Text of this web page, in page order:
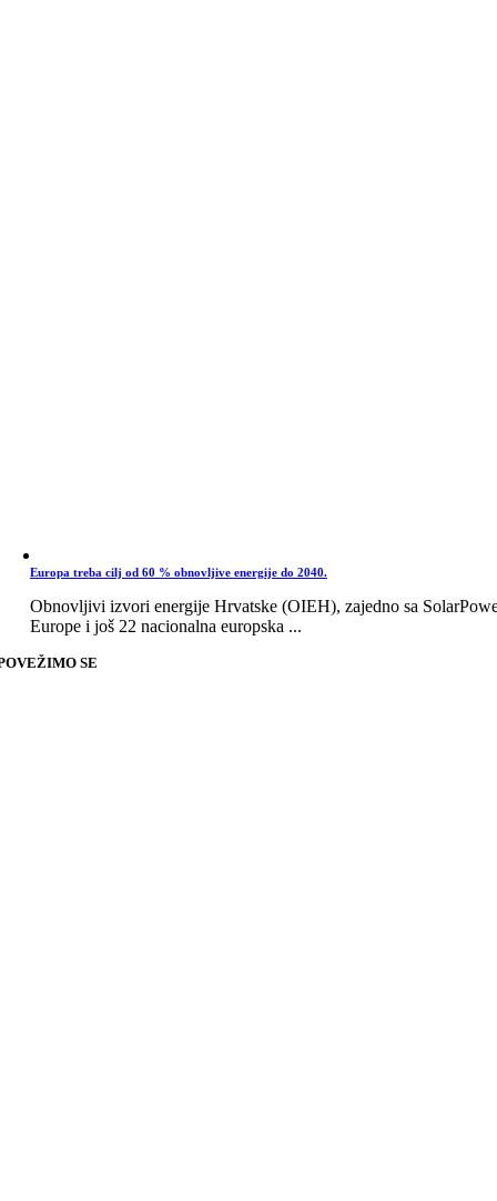
Europa treba cilj od 60 % obnovljive energije do 2040.
Obnovljivi izvori energije Hrvatske (OIEH), zajedno sa
Europe i još 22 nacionalna europska ...
SE